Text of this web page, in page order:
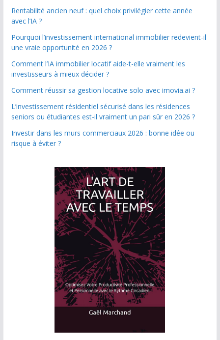
Rentabilité ancien neuf : quel choix privilégier cette année
avec l’IA ?
Pourquoi l’investissement international immobilier redevient-il
une vraie opportunité en 2026 ?
Comment l’IA immobilier locatif aide-t-elle vraiment les
investisseurs à mieux décider ?
Comment réussir sa gestion locative solo avec imovia.ai ?
L’investissement résidentiel sécurisé dans les résidences
seniors ou étudiantes est-il vraiment un pari sûr en 2026 ?
Investir dans les murs commerciaux 2026 : bonne idée ou
risque à éviter ?